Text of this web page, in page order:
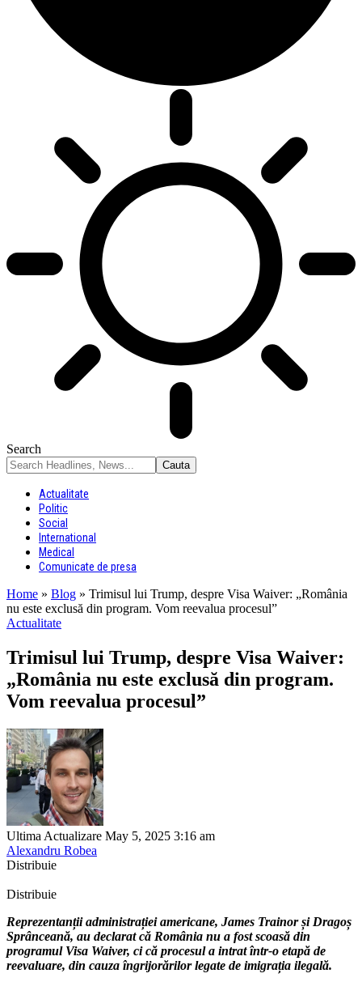
Search
Actualitate
Politic
Social
International
Medical
Comunicate de presa
Home » Blog » Trimisul lui Trump, despre Visa Waiver: „România
nu este exclusă din program. Vom reevalua procesul”
Actualitate
Trimisul lui Trump, despre Visa Waiver:
„România nu este exclusă din program.
Vom reevalua procesul”
Ultima Actualizare May 5, 2025 3:16 am
Alexandru Robea
Distribuie
Distribuie
Reprezentanții administrației americane, James Trainor și Dragoș
Sprânceană, au declarat că România nu a fost scoasă din
programul Visa Waiver, ci că procesul a intrat într-o etapă de
reevaluare, din cauza îngrijorărilor legate de imigrația ilegală.